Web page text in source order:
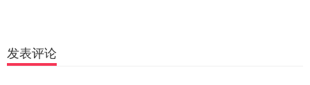
发表评论